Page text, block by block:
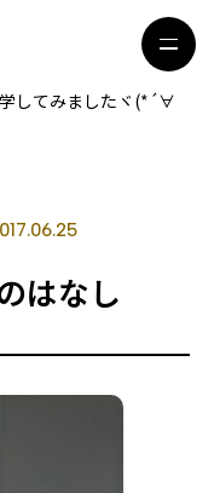
メ
＆キャリア
してみましたヾ(*´∀
はなし